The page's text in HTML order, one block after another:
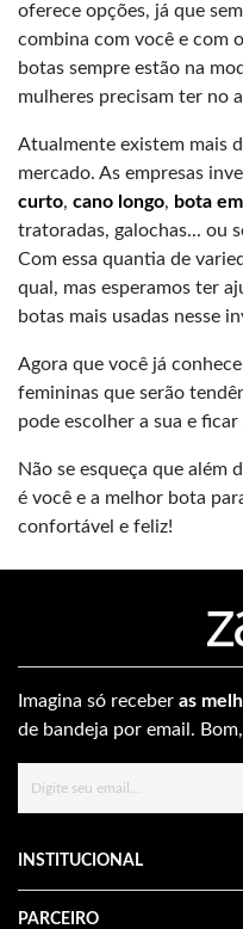
oferece opções, já que
combina com você e com
botas sempre estão na
mulheres precisam ter no
Atualmente existem mais
mercado. As empresas
curto, cano longo, bota
tratoradas, galochas... ou
Com essa quantia de
qual, mas esperamos ter
botas mais usadas nesse
Agora que você já
femininas que serão
pode escolher a sua e
Não se esqueça que além
é você e a melhor bota
confortável e feliz!
Imagina só receber as
de bandeja por email.
INSTITUCIONAL
PARCEIRO